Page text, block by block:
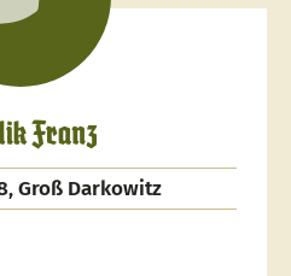
Franz
Groß Darkowitz